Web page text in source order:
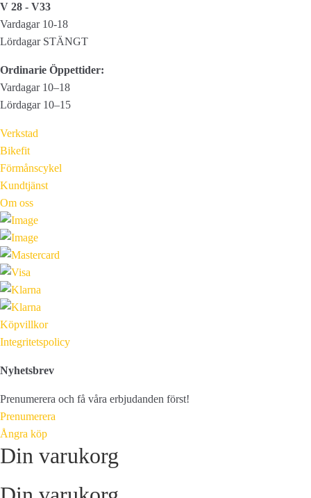
V 28 - V33
Vardagar 10-18
Lördagar STÄNGT
Ordinarie Öppettider:
Vardagar 10–18
Lördagar 10–15
Verkstad
Bikefit
Förmånscykel
Kundtjänst
Om oss
Köpvillkor
Integritetspolicy
Nyhetsbrev
Prenumerera och få våra erbjudanden först!
Prenumerera
Ångra köp
Din varukorg